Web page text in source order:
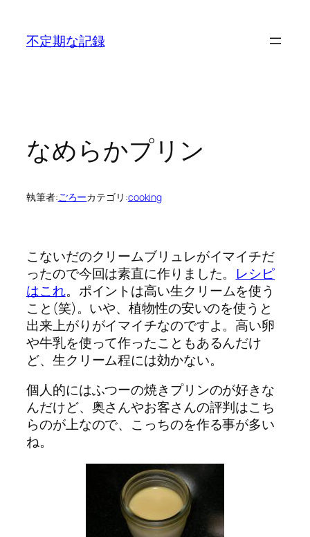
不定期な記録
なめらかプリン
執筆者:ごろーカテゴリ:cooking
こないだのクリームブリュレがイマイチだ
ったので今回は素直に作りました。 レシピ
はこれ。ポイントは高い生クリームを使う
こと(笑)。いや、植物性の安いのを使うと
出来上がりがイマイチなのですよ。高い卵
や牛乳を使って作ったこともあるんだけ
ど、生クリーム程には効かない。
個人的にはふつーの焼きプリンのが好きな
んだけど、奥さんやお客さんの評判はこち
らのが上なので、こっちのを作る事が多い
ね。